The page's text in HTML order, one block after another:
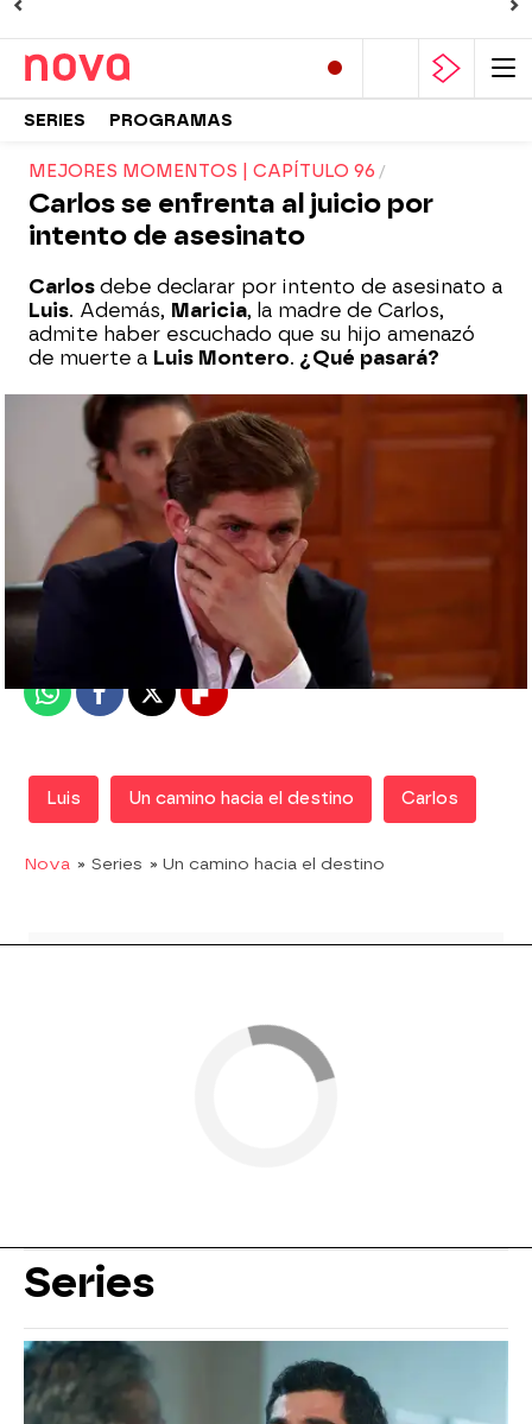
SERIES PROGRAMAS
MEJORES MOMENTOS | CAPÍTULO 96
Carlos se enfrenta al juicio por
intento de asesinato
Carlos debe declarar por intento de asesinato a
Luis. Además, Maricia, la madre de Carlos,
admite haber escuchado que su hijo amenazó
de muerte a Luis Montero. ¿Qué pasará?
Nova
Publicado: 07 de febrero de 2018, 17:09
WhatsappFacebook
X Flipboard
Luis Un camino hacia el destino Carlos
Nova » Series » Un camino hacia el destino
Series